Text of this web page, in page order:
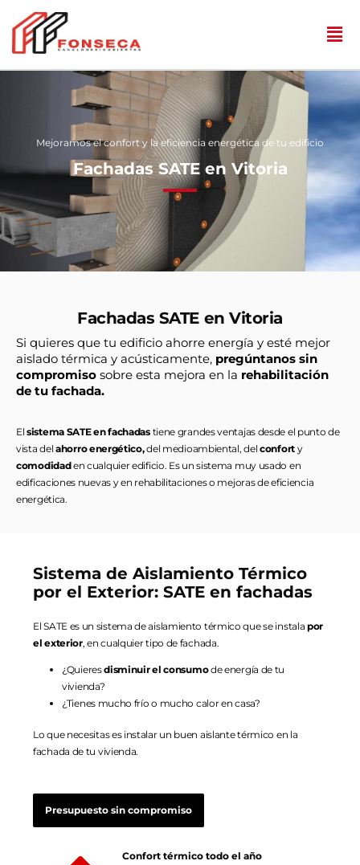
Mejoramos el confort y la eficiencia energética de tu edificio
Fachadas SATE en Vitoria
Fachadas SATE en Vitoria
Si quieres que tu edificio ahorre energía y esté mejor
aislado térmica y acústicamente, pregúntanos sin
compromiso sobre esta mejora en la rehabilitación
de tu fachada.
Elsistema SATE en fachadastiene grandes ventajas desde el punto de
vista del ahorro energético,del medioambiental, delconforty
comodidaden cualquier edificio. Es un sistema muy usado en
edificaciones nuevas y en rehabilitaciones o mejoras de eficiencia
energética.
Sistema de Aislamiento Térmico
por el Exterior: SATE en fachadas
El SATE es un sistema de aislamiento térmico que se instala por
el exterior, en cualquier tipo de fachada.
¿Quieresdisminuir el consumode energía de tu
vivienda?
¿Tienes mucho frío o mucho calor en casa?
Lo que necesitas es instalar un buen aislante térmico en la
fachada de tu vivienda.
Presupuesto sin compromiso
Confort térmico todo el año